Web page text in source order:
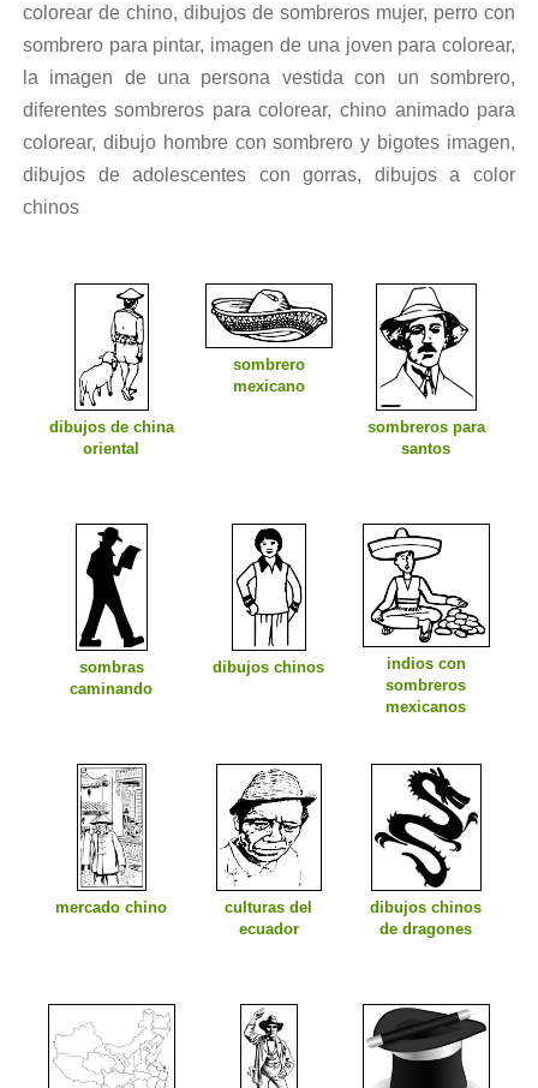
colorear de chino, dibujos de sombreros mujer, perro con
sombrero para pintar, imagen de una joven para colorear,
la imagen de una persona vestida con un sombrero,
diferentes sombreros para colorear, chino animado para
colorear, dibujo hombre con sombrero y bigotes imagen,
dibujos de adolescentes con gorras, dibujos a color
chinos
dibujos de china
oriental
sombrero
mexicano
sombreros para
santos
sombras
caminando
dibujos chinos
indios con
sombreros
mexicanos
mercado chino
culturas del
ecuador
dibujos chinos
de dragones